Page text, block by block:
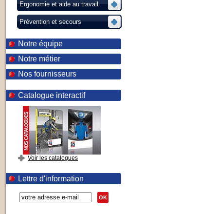
Ergonomie et aide au travail
Prévention et secours
Notre équipe
Notre métier
Nos fournisseurs
Catalogue interactif
Voir les catalogues
Lettre d'information
OK